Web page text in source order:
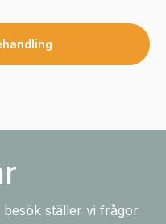
ställer vi frågor